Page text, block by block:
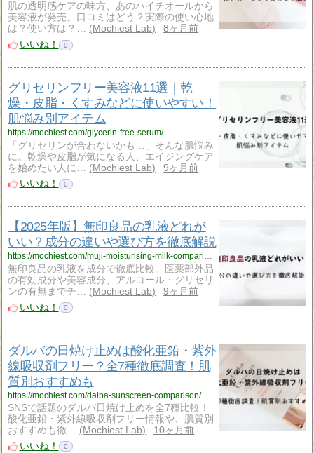
肌の透明感ケアの味方、あのハイチオールから
美容液が発売。口コミはどう？実際の使い心地
は？使い方は？…
Mochiest Lab
8ヶ月前
いいね！
0
グリセリンフリー美容液11選｜乾
燥・皮脂・くすみなどに使いやすい！
肌悩み別アイテム
https://mochiest.com/glycerin-free-serum/
「グリセリンが合わないかも…」そんな肌悩み
に。乾燥や皮脂が気になる人、エイジングケア
を始めたい人に…
Mochiest Lab
9ヶ月前
いいね！
0
【2025年版】無印良品の乳液どれが
いい？成分の違いや選び方を徹底解説
https://mochiest.com/muji-moisturising-milk-comparison/
無印良品の乳液を成分で徹底比較。医薬部外品
の有効成分や美容成分、アルコール・グリセリ
ンの有無までチ…
Mochiest Lab
9ヶ月前
いいね！
0
ダルバの日焼け止めは酸化亜鉛・紫外
線吸収剤フリー？全7種徹底調査！肌
質別おすすめも
https://mochiest.com/dalba-sunscreen-comparison/
SNSで話題のダルバ日焼け止めを全7種比較！
酸化亜鉛・紫外線吸収剤フリー情報や、肌質別
おすすめも徹…
Mochiest Lab
10ヶ月前
いいね！
0